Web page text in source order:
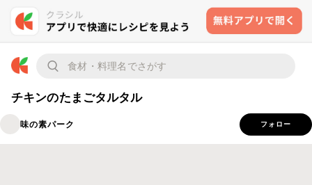
チキンのたまごタルタル
味の素パーク フォロー